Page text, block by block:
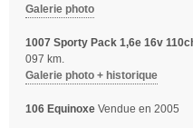
Galerie photo
1007 Sporty Pack 1,6e 16v
097 km.
Galerie photo + historique
106 Equinoxe Vendue en 2005